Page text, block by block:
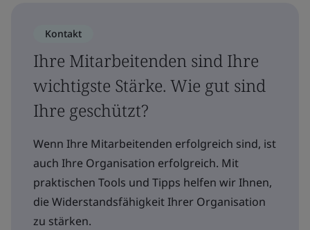
Kontakt
Ihre Mitarbeitenden sind Ihre
wichtigste Stärke. Wie gut sind
Ihre geschützt?
Wenn Ihre Mitarbeitenden erfolgreich sind, ist
auch Ihre Organisation erfolgreich. Mit
praktischen Tools und Tipps helfen wir Ihnen,
die Widerstandsfähigkeit Ihrer Organisation
zu stärken.